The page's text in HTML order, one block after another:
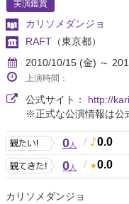
実演鑑賞
カリソメダンジョ
RAFT （東京都）
2010/10/15 (金) ～
上演時間：
公式サイト： http://
※正式な公演情報は公
0人 / 0.0
0人 / 0.0
カリソメダンジョ